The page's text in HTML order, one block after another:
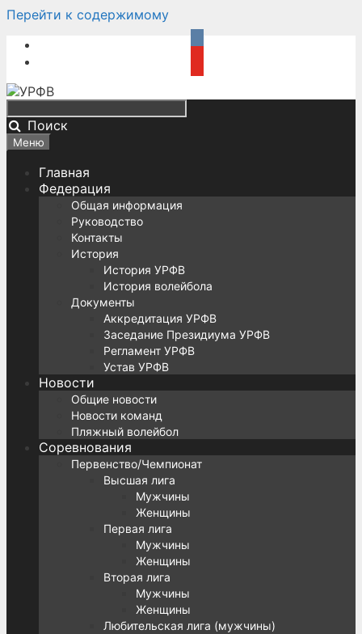
Перейти к содержимому
Поиск
Меню
Главная
Федерация
Общая информация
Руководство
Контакты
История
История УРФВ
История волейбола
Документы
Аккредитация УРФВ
Заседание Президиума УРФВ
Регламент УРФВ
Устав УРФВ
Новости
Общие новости
Новости команд
Пляжный волейбол
Соревнования
Первенство/Чемпионат
Высшая лига
Мужчины
Женщины
Первая лига
Мужчины
Женщины
Вторая лига
Мужчины
Женщины
Любительская лига (мужчины)